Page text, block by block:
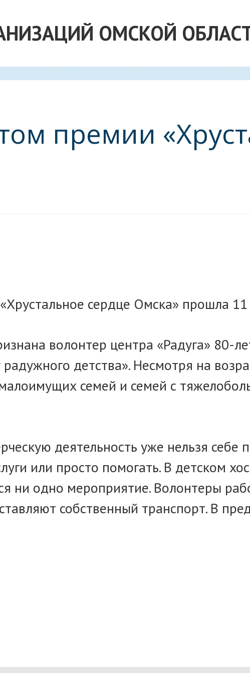
ОМСКОЙ
премии
сердце Омска» прошла
волонтер центра «Радуга» 80-
детства». Несмотря на
семей и семей с
деятельность уже нельзя себе
или просто помогать. В детском
ни одно мероприятие. Волонтеры
собственный транспорт. В